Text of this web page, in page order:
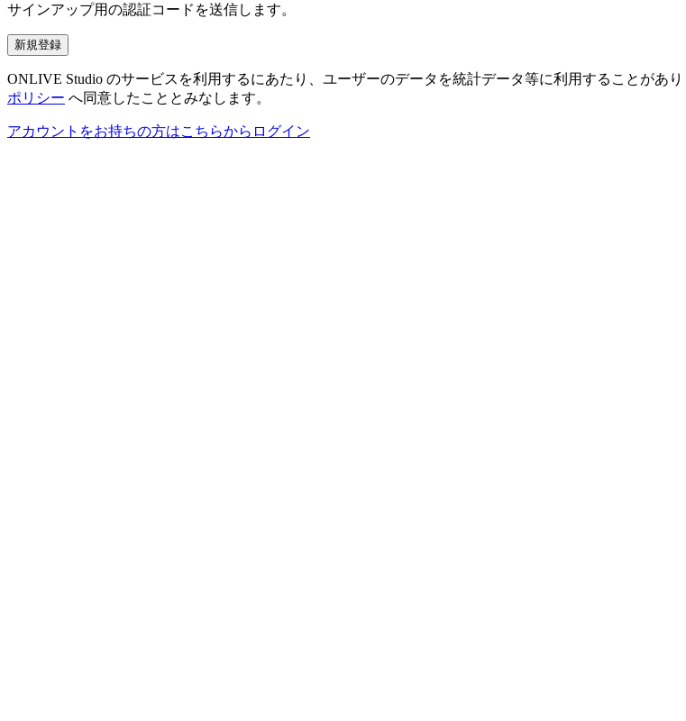
サインアップ用の認証コードを送信します。
新規登録
ONLIVE Studio のサービスを利用するにあたり、ユーザーのデータを統計データ等に利用することがあ
ポリシー へ同意したこととみなします。
アカウントをお持ちの方はこちらからログイン